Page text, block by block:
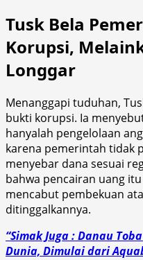
Tusk Bela
Korupsi,
Longgar
Menanggapi tuduhan,
bukti korupsi. Ia
hanyalah pengelolaan
karena pemerintah tidak
menyebar dana sesuai
bahwa pencairan uang
mencabut pembekuan
ditinggalkannya.
“Simak Juga : Danau
Dunia, Dimulai dari